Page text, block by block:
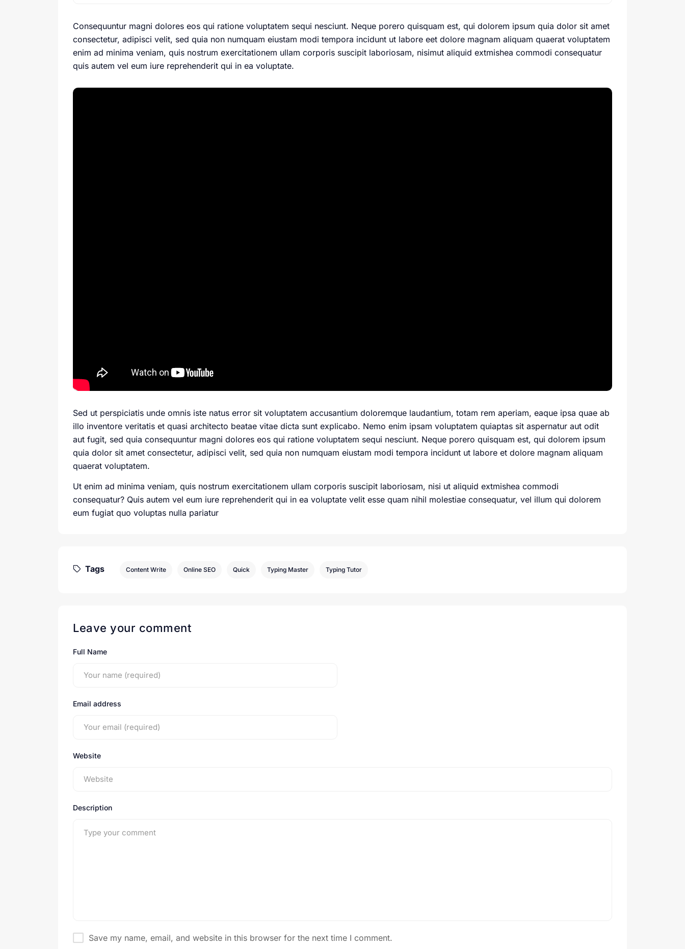
Consequuntur magni dolores eos qui ratione voluptatem sequi nesciunt. Neque porero quisquam est, qui dolorem ipsum quia dolor sit amet
consectetur, adipisci velit, sed quia non numquam eiustam modi tempora incidunt ut labore eet dolore magnam aliquam quaerat voluptatem
enim ad minima veniam, quis nostrum exercitationem ullam corporis suscipit laboriosam, nisimut aliquid extmishea commodi consequatur
quis autem vel eum iure reprehenderit qui in ea voluptate.
Sed ut perspiciatis unde omnis iste natus error sit voluptatem accusantium doloremque laudantium, totam rem aperiam, eaque ipsa quae ab
illo inventore veritatis et quasi architecto beatae vitae dicta sunt explicabo. Nemo enim ipsam voluptatem quiaptas sit aspernatur aut odit
aut fugit, sed quia consequuntur magni dolores eos qui ratione voluptatem sequi nesciunt. Neque porero quisquam est, qui dolorem ipsum
quia dolor sit amet consectetur, adipisci velit, sed quia non numquam eiustam modi tempora incidunt ut labore et dolore magnam aliquam
quaerat voluptatem.
Ut enim ad minima veniam, quis nostrum exercitationem ullam corporis suscipit laboriosam, nisi ut aliquid extmishea commodi
consequatur? Quis autem vel eum iure reprehenderit qui in ea voluptate velit esse quam nihil molestiae consequatur, vel illum qui dolorem
eum fugiat quo voluptas nulla pariatur
Tags Content Write Online SEO Quick Typing Master Typing Tutor
Leave your comment
Full Name
Email address
Website
Description
Save my name, email, and website in this browser for the next time I comment.